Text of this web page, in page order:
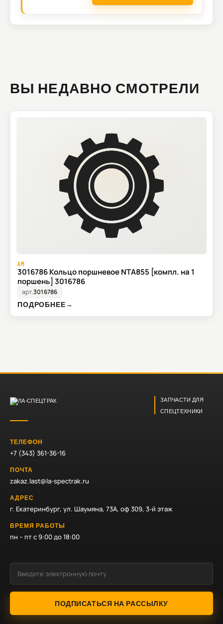
ВЫ НЕДАВНО СМОТРЕЛИ
AM
3016786 Кольцо поршневое NTA855 [компл. на 1
поршень] 3016786
арт.3016786
ПОДРОБНЕЕ→
ЗАПЧАСТИ ДЛЯ
СПЕЦТЕХНИКИ
ТЕЛЕФОН
+7 (343) 361-36-16
ПОЧТА
zakaz.last@la-spectrak.ru
АДРЕС
г. Екатеринбург, ул. Шаумяна, 73А, оф 309, 3-й этаж
ВРЕМЯ РАБОТЫ
пн – пт с 9:00 до 18:00
ПОДПИСАТЬСЯ НА РАССЫЛКУ